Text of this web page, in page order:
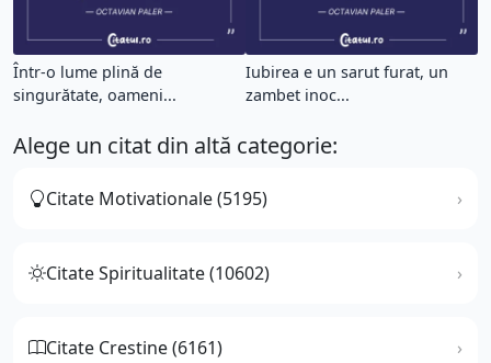
Într-o lume plină de
singurătate, oameni...
Iubirea e un sarut furat, un
zambet inoc...
Alege un citat din altă categorie:
Citate Motivationale (5195)
Citate Spiritualitate (10602)
Citate Crestine (6161)